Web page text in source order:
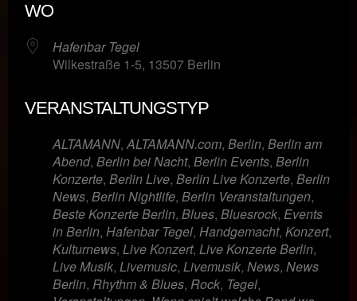
WO
Hafenbar Tegel
Wilkestraße 1-5, 13507 Berlin
VERANSTALTUNGSTYP
ALTAMANN,ALTAMANN.com, Berlin, Berlin am
Abend, Berlin bei Nacht, Berlin Events, Berlin
Konzerte, Berlin Live, Berlin Live Konzerte, Berlin
News, Berlin Nightlife, Berlin Veranstaltungen,
Beste Konzerte Berlin, Blues, Bluesrock, Events
in Berlin, Hafenbar Tegel, Handgemacht, Konzert,
Kulturnews, Live Konzert, Live Konzerte Berlin,
Live Musik, Livemusic, Livemusik, News, News
Berlin, Rhythm & Blues, Rock, Tegel,